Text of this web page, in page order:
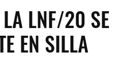
LA LNF/20 SE
EN SILLA